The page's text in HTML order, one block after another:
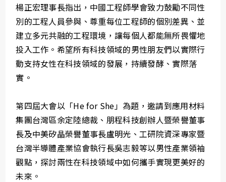
楊正宏理事長指出，中國工程師學會致力鼓勵不同性
別的工程人員參與、尊重每位工程師的個別差異、並
建立多元共融的工程環境，讓每個人都能無所畏懼地
投入工作。希望所有科技領域的男性朋友們以實際行
動支持女性在科技領域的發展，持續發酵、實際落
實。
第四屆大會以「He for She」為題，邀請到應用材料
集團台灣區余定陸總裁、朋程科技創辦人暨榮譽董事
長及中美矽晶榮譽董事長盧明光、工研院資深專家暨
台灣半導體產業協會執行長吳志毅等以男性產業領袖
觀點，探討兩性在科技領域中如何攜手實現更美好的
未來。